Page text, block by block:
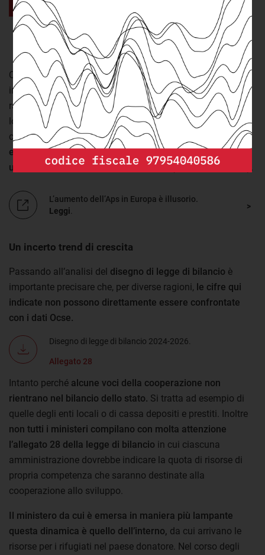
quota significativa dell’Aps italiano.
Vai a“Che cos’è il capitolo di spesa “rifugiati nel paese
donatore””
Questa componente dell’Aps, che si era ridotta molto
intorno al 2020, è tornata a crescere e nel 2022
rappresentava il22,9% delle risorse italiane.
È vero che se
lo consideriamo integralmente il rapporto Aps/Rnl è
cresciuto tra 2021 e 2022 (da 0,29% a 0,32%). Tuttavia
escludendo questa componente dai calcoli si assiste a
una riduzionedi 0,02 punti percentuali (da 0,26% a 0,24%).
L’aumento dell’Aps in Europa è illusorio.
Leggi
Un incerto trend di crescita
Passando all’analisi del disegno di legge di bilancio è
importante precisare che, per diverse ragioni, le cifre qui
indicate non possono direttamente essere confrontate
con i dati Ocse.
Disegno di legge di bilancio 2024-2026.
Allegato 28
Intanto perché alcune voci della cooperazione non
rientrano nel bilancio dello stato. Si tratta ad esempio di
quelle degli enti locali o di cassa depositi e prestiti. Inoltre
non tutti i ministeri compilano con molta attenzione
l’allegato 28 della legge di bilancio in cui ciascuna
amministrazione dovrebbe indicare la quota di risorse di
propria competenza che saranno destinate alla
cooperazione allo sviluppo.
Il ministero da cui è emersa in maniera più lampante
questa dinamica è quello dell’interno, da cui arrivano le
risorse per i rifugiati nel paese donatore. Nel corso degli